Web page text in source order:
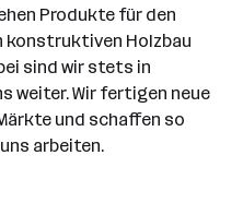
Produkte für den
konstruktiven Holzbau
sind wir stets in
weiter. Wir fertigen neue
und schaffen so
arbeiten.